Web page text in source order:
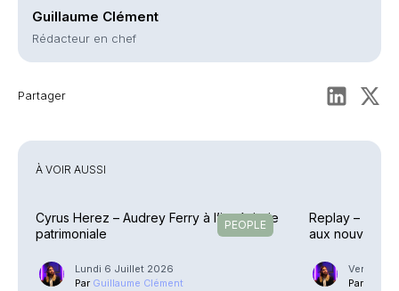
Guillaume Clément
Rédacteur en chef
Partager
À VOIR AUSSI
PEOPLE
Cyrus Herez – Audrey Ferry à l’ingénierie
patrimoniale
Lundi 6 Juillet 2026
Par Guillaume Clément
Replay –
aux nouvelles
Vendredi
Par